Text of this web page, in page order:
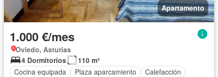
Apartamento
1.000 €/mes
Oviedo, Asturias
4 Dormitorios
110 m²
Cocina equipada
Plaza aparcamiento Calefacción